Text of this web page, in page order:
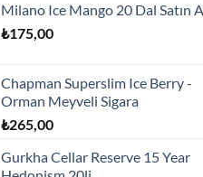
Milano Ice Mango 20 Dal Satın
₺175,00
Chapman Superslim Ice Berry -
Orman Meyveli Sigara
₺265,00
Gurkha Cellar Reserve 15 Year